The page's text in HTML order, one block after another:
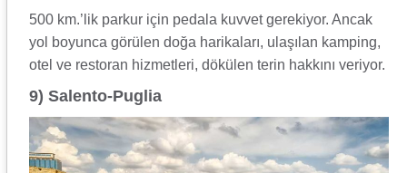
500 km.’lik parkur için pedala kuvvet gerekiyor. Ancak
yol boyunca görülen doğa harikaları, ulaşılan kamping,
otel ve restoran hizmetleri, dökülen terin hakkını veriyor.
9) Salento-Puglia